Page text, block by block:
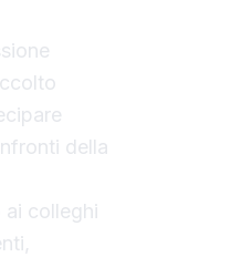
della
ai colleghi